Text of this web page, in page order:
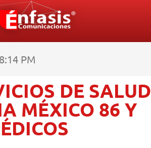
PM
DE SALUD
MÉXICO 86 Y